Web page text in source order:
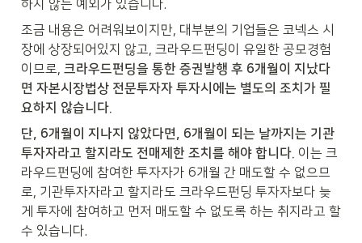
하지 않는 예외가 있습니다.
조금 내용은 어려워보이지만, 대부분의 기업들은 코넥스 시
장에 상장되어있지 않고, 크라우드펀딩이 유일한 공모경험
이므로, 크라우드펀딩을 통한 증권발행 후 6개월이 지났다
면 자본시장법상 전문투자자 투자시에는 별도의 조치가 필
요하지 않습니다.
단, 6개월이 지나지 않았다면, 6개월이 되는 날까지는 기관
투자자라고 할지라도 전매제한 조치를 해야 합니다. 이는 크
라우드펀딩에 참여한 투자자가 6개월 간 매도할 수 없으므
로, 기관투자자라고 할지라도 크라우드펀딩 투자자보다 늦
게 투자에 참여하고 먼저 매도할 수 없도록 하는 취지라고 할
수 있습니다.